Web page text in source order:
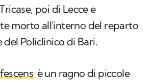
poi di Lecce e
morto all'interno del reparto
Policlinico di Bari.
è un ragno di piccole